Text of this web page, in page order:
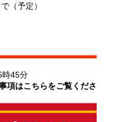
（予定）
時45分
項はこちらをご覧くださ